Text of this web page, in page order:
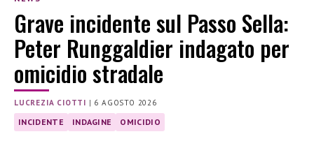
Grave incidente sul Passo Sella:
Peter Runggaldier indagato per
omicidio stradale
LUCREZIA CIOTTI | 6 AGOSTO 2026
INCIDENTE INDAGINE OMICIDIO